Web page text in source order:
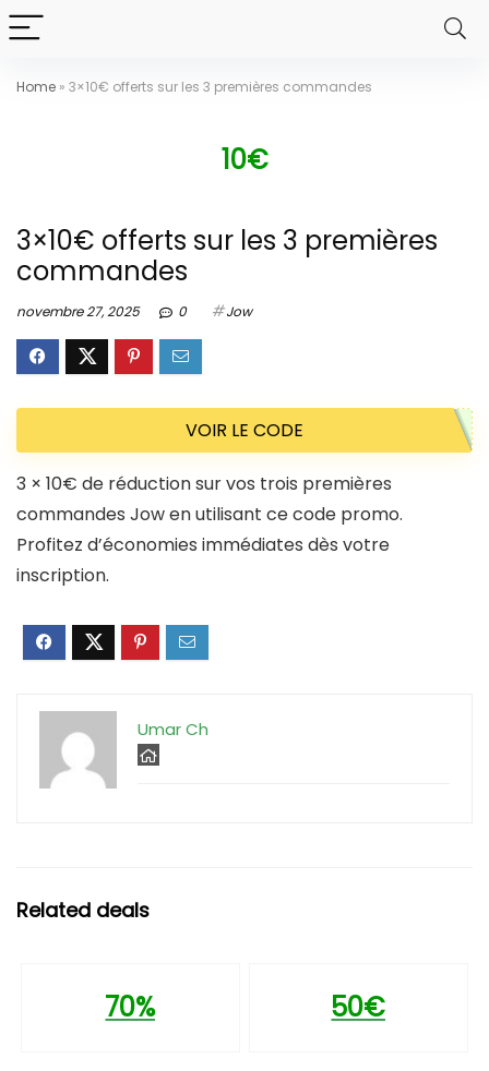
Home » 3×10€ offerts sur les 3 premières commandes
10€
3×10€ offerts sur les 3 premières
commandes
novembre 27, 2025 0 Jow
VOIR LE CODE
3 × 10€ de réduction sur vos trois premières
commandes Jow en utilisant ce code promo.
Profitez d’économies immédiates dès votre
inscription.
Umar Ch
Related deals
70% 50€